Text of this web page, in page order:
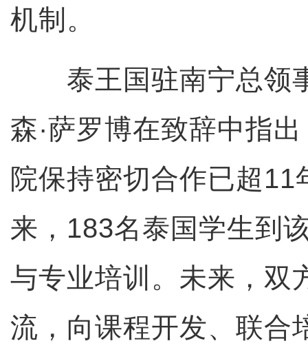
机制。
泰王国驻南宁总领
森·萨罗博在致辞中指
院保持密切合作已超11
来，183名泰国学生到
与专业培训。未来，双
流，向课程开发、联合